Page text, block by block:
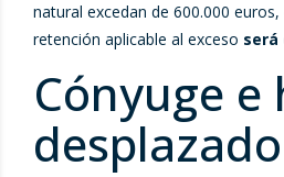
natural excedan de 600.000
retención aplicable al exceso será
Cónyuge e
desplazado